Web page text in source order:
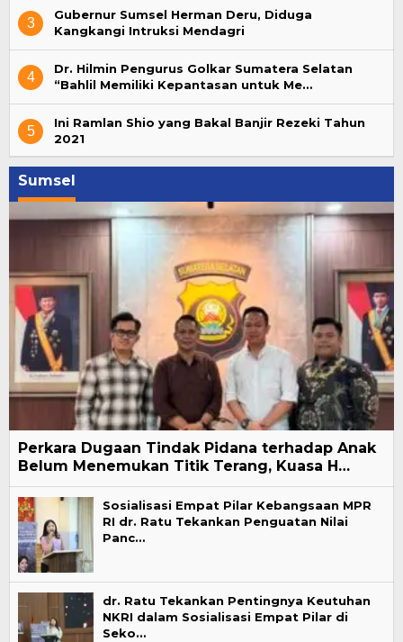
3
Gubernur Sumsel Herman Deru, Diduga
Kangkangi Intruksi Mendagri
4
Dr. Hilmin Pengurus Golkar Sumatera Selatan
“Bahlil Memiliki Kepantasan untuk Me…
5
Ini Ramlan Shio yang Bakal Banjir Rezeki Tahun
2021
Sumsel
Perkara Dugaan Tindak Pidana terhadap Anak
Belum Menemukan Titik Terang, Kuasa H…
Sosialisasi Empat Pilar Kebangsaan MPR
RI dr. Ratu Tekankan Penguatan Nilai
Panc…
dr. Ratu Tekankan Pentingnya Keutuhan
NKRI dalam Sosialisasi Empat Pilar di
Seko…